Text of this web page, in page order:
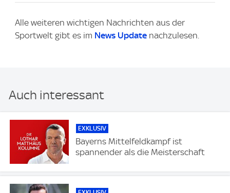
Alle weiteren wichtigen Nachrichten aus der
Sportwelt gibt es im News Update nachzulesen.
Auch interessant
EXKLUSIV
Bayerns Mittelfeldkampf ist
spannender als die Meisterschaft